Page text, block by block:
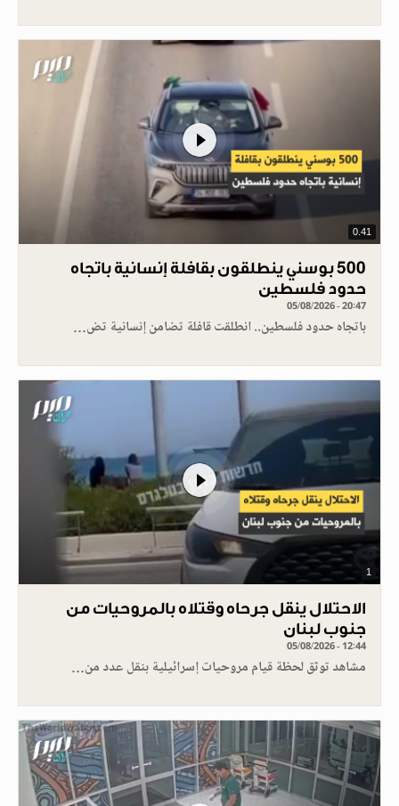
0.41
500 بوسني ينطلقون بقافلة إنسانية باتجاه
حدود فلسطين
05/08/2026 - 20:47
باتجاه حدود فلسطين.. انطلقت قافلة تضامن إنسانية تض…
1
الاحتلال ينقل جرحاه وقتلاه بالمروحيات من
جنوب لبنان
05/08/2026 - 12:44
مشاهد توثق لحظة قيام مروحيات إسرائيلية بنقل عدد من…